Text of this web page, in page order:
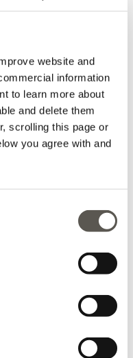
website and
information
to learn more about
and delete them
scrolling this page or
you agree with and
reduced from
to -50% L 224,00
L 224,00